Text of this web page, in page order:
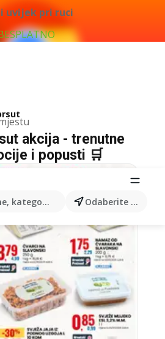
uvijek pri ruci
kategorije, proizvode... Odaberite grad
akcija - trenutne
i popusti 🛒